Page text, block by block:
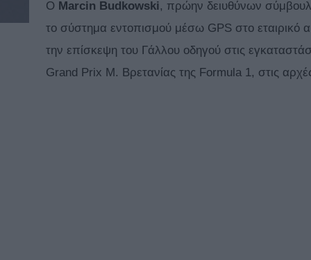
O Marcin Budkowski, πρώην δειυθύνων
το σύστημα εντοπισμού μέσω GPS στο
την επίσκεψη του Γάλλου οδηγού στις
Grand Prix Μ. Βρετανίας της Formula 1, στις